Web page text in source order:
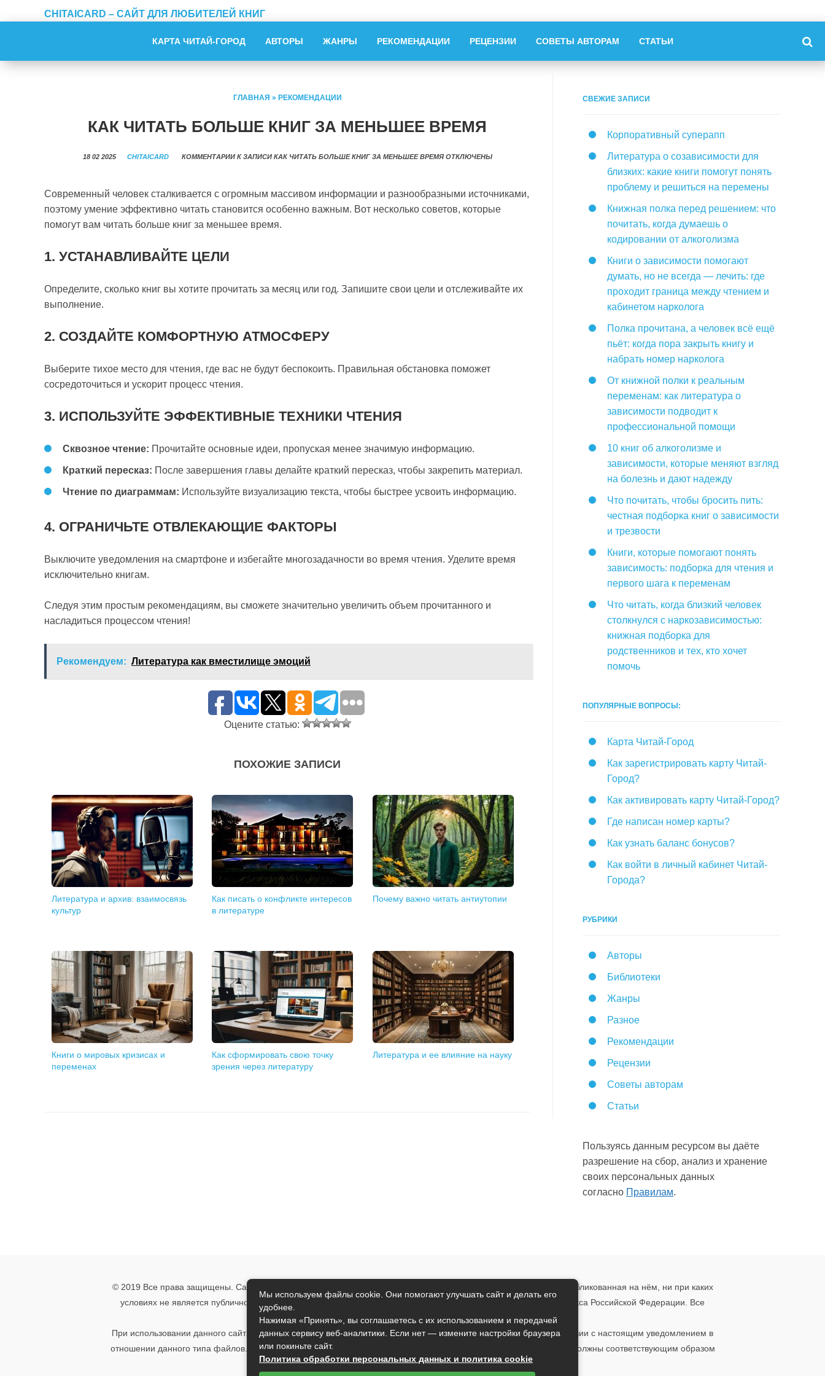
CHITAICARD – САЙТ ДЛЯ ЛЮБИТЕЛЕЙ КНИГ
КАРТА ЧИТАЙ-ГОРОД АВТОРЫ ЖАНРЫ РЕКОМЕНДАЦИИ РЕЦЕНЗИИ СОВЕТЫ АВТОРАМ СТАТЬИ
ГЛАВНАЯ » РЕКОМЕНДАЦИИ
КАК ЧИТАТЬ БОЛЬШЕ КНИГ ЗА МЕНЬШЕЕ ВРЕМЯ
18 02 2025 CHITAICARD КОММЕНТАРИИК ЗАПИСИ КАК ЧИТАТЬ БОЛЬШЕ КНИГ ЗА МЕНЬШЕЕ ВРЕМЯОТКЛЮЧЕНЫ
Современный человек сталкивается с огромным массивом информации и разнообразными источниками,
поэтому умение эффективно читать становится особенно важным. Вот несколько советов, которые
помогут вам читать больше книг за меньшее время.
1. УСТАНАВЛИВАЙТЕ ЦЕЛИ
Определите, сколько книг вы хотите прочитать за месяц или год. Запишите свои цели и отслеживайте их
выполнение.
2. СОЗДАЙТЕ КОМФОРТНУЮ АТМОСФЕРУ
Выберите тихое место для чтения, где вас не будут беспокоить. Правильная обстановка поможет
сосредоточиться и ускорит процесс чтения.
3. ИСПОЛЬЗУЙТЕ ЭФФЕКТИВНЫЕ ТЕХНИКИ ЧТЕНИЯ
Сквозное чтение: Прочитайте основные идеи, пропуская менее значимую информацию.
Краткий пересказ: После завершения главы делайте краткий пересказ, чтобы закрепить материал.
Чтение по диаграммам: Используйте визуализацию текста, чтобы быстрее усвоить информацию.
4. ОГРАНИЧЬТЕ ОТВЛЕКАЮЩИЕ ФАКТОРЫ
Выключите уведомления на смартфоне и избегайте многозадачности во время чтения. Уделите время
исключительно книгам.
Следуя этим простым рекомендациям, вы сможете значительно увеличить объем прочитанного и
насладиться процессом чтения!
Рекомендуем: Литература как вместилище эмоций
Оцените статью:
ПОХОЖИЕ ЗАПИСИ
Литература и архив: взаимосвязь
культур
Как писать о конфликте интересов
в литературе
Почему важно читать антиутопии
Книги о мировых кризисах и
переменах
Как сформировать свою точку
зрения через литературу
Литература и ее влияние на науку
СВЕЖИЕ ЗАПИСИ
Корпоративный суперапп
Литература о созависимости для
близких: какие книги помогут понять
проблему и решиться на перемены
Книжная полка перед решением: что
почитать, когда думаешь о
кодировании от алкоголизма
Книги о зависимости помогают
думать, но не всегда — лечить: где
проходит граница между чтением и
кабинетом нарколога
Полка прочитана, а человек всё ещё
пьёт: когда пора закрыть книгу и
набрать номер нарколога
От книжной полки к реальным
переменам: как литература о
зависимости подводит к
профессиональной помощи
10 книг об алкоголизме и
зависимости, которые меняют взгляд
на болезнь и дают надежду
Что почитать, чтобы бросить пить:
честная подборка книг о зависимости
и трезвости
Книги, которые помогают понять
зависимость: подборка для чтения и
первого шага к переменам
Что читать, когда близкий человек
столкнулся с наркозависимостью:
книжная подборка для
родственников и тех, кто хочет
помочь
ПОПУЛЯРНЫЕ ВОПРОСЫ:
Карта Читай-Город
Как зарегистрировать карту Читай-
Город?
Как активировать карту Читай-Город?
Где написан номер карты?
Как узнать баланс бонусов?
Как войти в личный кабинет Читай-
Города?
РУБРИКИ
Авторы
Библиотеки
Жанры
Разное
Рекомендации
Рецензии
Советы авторам
Статьи
Пользуясь данным ресурсом вы даёте
разрешение на сбор, анализ и хранение
своих персональных данных
согласно Правилам.
© 2019 Все права защищены. Сайт носит исключительно информационный характер и никакая информация, опубликованная на нём, ни при каких
условиях не является публичной офертой, определяемой положениями пункта 2 статьи 437 Гражданского кодекса Российской Федерации. Все
указанные условия могут быть изменены без предварительного уведомления.
При использовании данного сайта, вы подтверждаете свое согласие на использование файлов cookie в соответствии с настоящим уведомлением в
отношении данного типа файлов. Если вы не согласны с тем, чтобы мы использовали данный тип файлов, то вы должны соответствующим образом
установить настройки вашего браузера или не использовать сайт.
Мы используем файлы cookie. Они помогают улучшать сайт и делать его
удобнее.
Нажимая «Принять», вы соглашаетесь с их использованием и передачей
данных сервису веб-аналитики. Если нет — измените настройки браузера
или покиньте сайт.
Политика обработки персональных данных и политика cookie